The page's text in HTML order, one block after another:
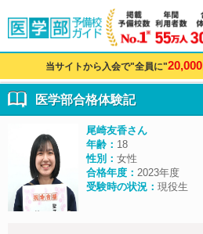
当サイトから入会で"全員に"20,000
医学部合格体験記
尾崎友香さん
年齢： 18
性別： 女性
合格年度： 2023年度
受験時の状況： 現役生